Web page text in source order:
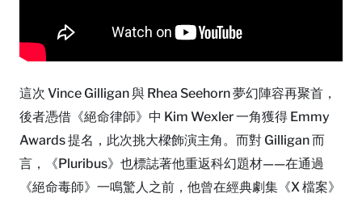
這次 Vince Gilligan 與 Rhea Seehorn 夢幻陣容再聚首，
後者憑借《絕命律師》中 Kim Wexler 一角獲得 Emmy
Awards 提名，此次挑大樑飾演主角。而對 Gilligan 而
言，《Pluribus》也標誌著他重返科幻題材——在通過
《絕命毒師》一鳴驚人之前，他曾在經典劇集《X 檔案》